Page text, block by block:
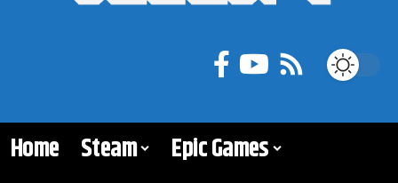
Home Steam
Epic Games